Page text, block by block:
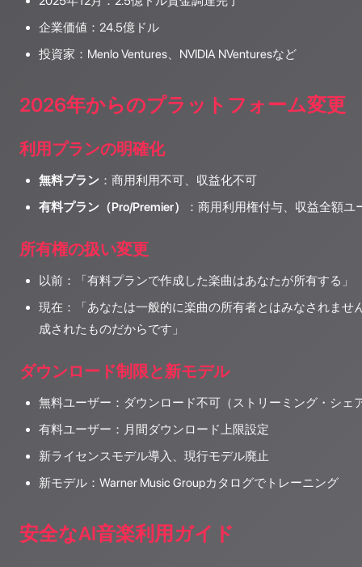
企業価値：24.5億ドル
投資家：Menlo Ventures、NVIDIA NVenturesなど
2026年からのプラットフォーム変更
利用プランの明確化
無料プラン ：商用利用不可、収益化不可
有料プラン（Pro/Premier）
：商用利用権付与、収益全額ユ
所有権の扱い変更
以前：「有料プランで作成した楽曲はあなたが所有する」
現在：「あなたは一般的に楽曲の所有者とはみなされませ
成されたものだからです」
ダウンロード制限と新モデル
無料ユーザー：ダウンロード不可（ストリーミング・シェ
有料ユーザー：月間ダウンロード上限設定
新ライセンスモデル導入、現行モデル廃止
新モデル：Warner Music Groupカタログでトレーニング
安全なAI音楽利用ガイド